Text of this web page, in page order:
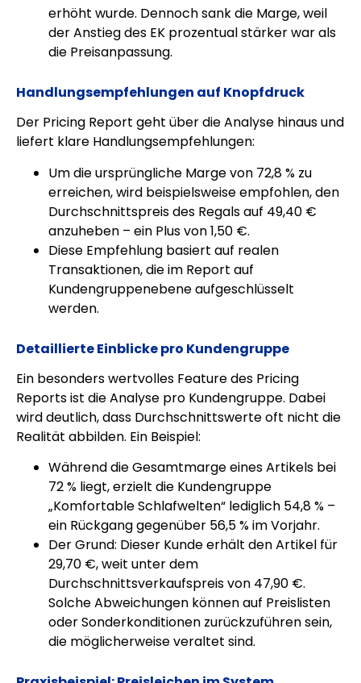
erhöht wurde. Dennoch sank die Marge, weil
der Anstieg des EK prozentual stärker war als
die Preisanpassung.
Handlungsempfehlungen auf Knopfdruck
Der Pricing Report geht über die Analyse hinaus und
liefert klare Handlungsempfehlungen:
Um die ursprüngliche Marge von 72,8 % zu
erreichen, wird beispielsweise empfohlen, den
Durchschnittspreis des Regals auf 49,40 €
anzuheben – ein Plus von 1,50 €.
Diese Empfehlung basiert auf realen
Transaktionen, die im Report auf
Kundengruppenebene aufgeschlüsselt
werden.
Detaillierte Einblicke pro Kundengruppe
Ein besonders wertvolles Feature des Pricing
Reports ist die Analyse pro Kundengruppe. Dabei
wird deutlich, dass Durchschnittswerte oft nicht die
Realität abbilden. Ein Beispiel:
Während die Gesamtmarge eines Artikels bei
72 % liegt, erzielt die Kundengruppe
„Komfortable Schlafwelten“ lediglich 54,8 % –
ein Rückgang gegenüber 56,5 % im Vorjahr.
Der Grund: Dieser Kunde erhält den Artikel für
29,70 €, weit unter dem
Durchschnittsverkaufspreis von 47,90 €.
Solche Abweichungen können auf Preislisten
oder Sonderkonditionen zurückzuführen sein,
die möglicherweise veraltet sind.